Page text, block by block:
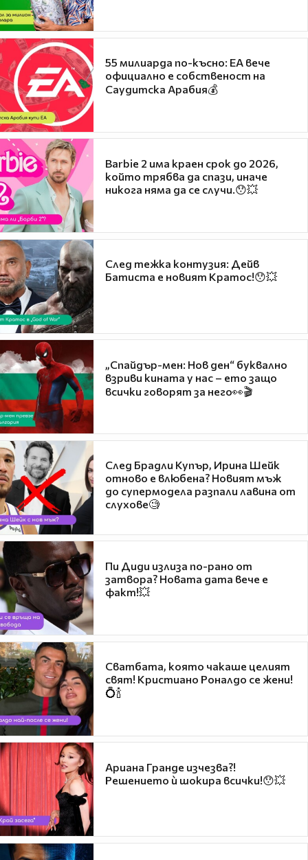
55 милиарда по-късно: EA вече
официално е собственост на
Саудитска Арабия💰
Barbie 2 има краен срок до 2026,
който трябва да спази, иначе
никога няма да се случи.😯💥
След тежка контузия: Дейв
Батиста е новият Кратос!😯💥
„Спайдър-мен: Нов ден“ буквално
взриви кината у нас – ето защо
всички говорят за него👀🎬
След Брадли Купър, Ирина Шейк
отново е влюбена? Новият мъж
до супермодела разпали лавина от
слухове🧐
Пи Диди излиза по-рано от
затвора? Новата дата вече е
факт!💥
Сватбата, която чакаше целият
свят! Кристиано Роналдо се жени!
💍🍾
Ариана Гранде изчезва?!
Решението ѝ шокира всички!😯💥